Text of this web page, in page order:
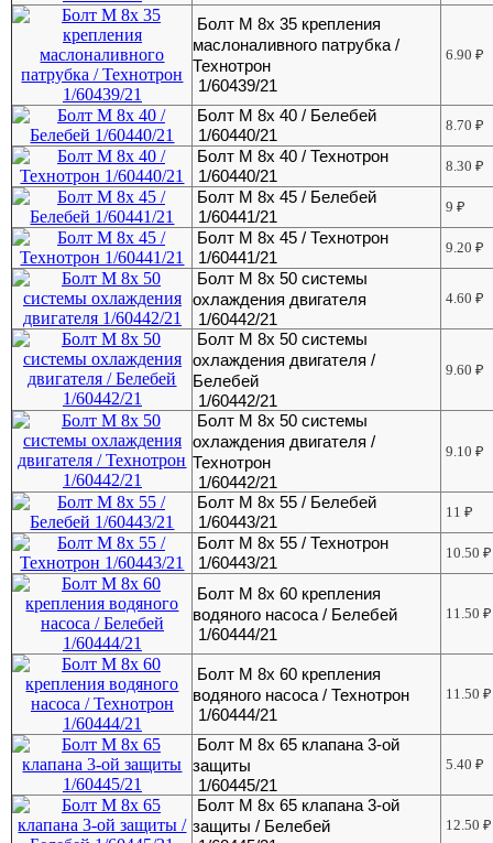
Болт М 8х 35 крепления
маслоналивного патрубка /
Технотрон
1/60439/21
6.90₽
Болт М 8х 40 / Белебей
1/60440/21
8.70₽
Болт М 8х 40 / Технотрон
1/60440/21
8.30₽
Болт М 8х 45 / Белебей
1/60441/21
9₽
Болт М 8х 45 / Технотрон
1/60441/21
9.20₽
Болт М 8х 50 системы
охлаждения двигателя
1/60442/21
4.60₽
Болт М 8х 50 системы
охлаждения двигателя /
Белебей
1/60442/21
9.60₽
Болт М 8х 50 системы
охлаждения двигателя /
Технотрон
1/60442/21
9.10₽
Болт М 8х 55 / Белебей
1/60443/21
11₽
Болт М 8х 55 / Технотрон
1/60443/21
10.50₽
Болт М 8х 60 крепления
водяного насоса / Белебей
1/60444/21
11.50₽
Болт М 8х 60 крепления
водяного насоса / Технотрон
1/60444/21
11.50₽
Болт М 8х 65 клапана 3-ой
защиты
1/60445/21
5.40₽
Болт М 8х 65 клапана 3-ой
защиты / Белебей
12.50₽